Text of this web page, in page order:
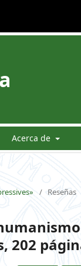
Acerca de
/ Reseñas
202